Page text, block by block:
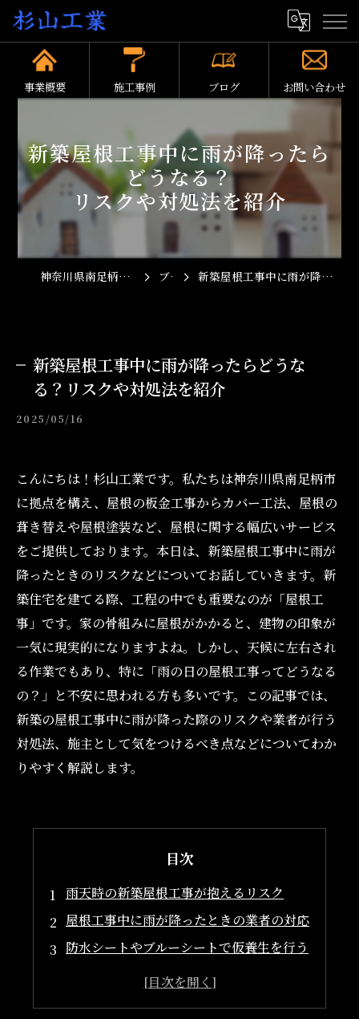
事業概要 施工事例 ブログ お問い合わせ
新築屋根工事中に雨が降ったら
どうなる？
リスクや対処法を紹介
神奈川県南足柄市の屋根工事なら杉山工業 ブログ 新築屋根工事中に雨が降ったらどうなる？リスクや対処法を紹介
新築屋根工事中に雨が降ったらどうな
る？リスクや対処法を紹介
2025/05/16
こんにちは！杉山工業です。私たちは神奈川県南足柄市
に拠点を構え、屋根の板金工事からカバー工法、屋根の
葺き替えや屋根塗装など、屋根に関する幅広いサービス
をご提供しております。本日は、新築屋根工事中に雨が
降ったときのリスクなどについてお話していきます。新
築住宅を建てる際、工程の中でも重要なのが「屋根工
事」です。家の骨組みに屋根がかかると、建物の印象が
一気に現実的になりますよね。しかし、天候に左右され
る作業でもあり、特に「雨の日の屋根工事ってどうなる
の？」と不安に思われる方も多いです。この記事では、
新築の屋根工事中に雨が降った際のリスクや業者が行う
対処法、施主として気をつけるべき点などについてわか
りやすく解説します。
目次
雨天時の新築屋根工事が抱えるリスク
屋根工事中に雨が降ったときの業者の対応
防水シートやブルーシートで仮養生を行う
天気予報をもとに工程を調整する